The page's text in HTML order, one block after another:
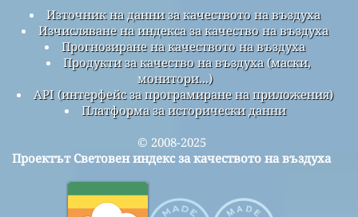
Източник на данни за качеството на въздуха
Изчисляване на индекса за качество на въздуха
Прогнозиране на качеството на въздуха
Продукти за качество на въздуха (маски,
монитори...)
API (интерфейс за програмиране на приложения)
Платформа за исторически данни
© 2008-2025
Проектът Световен индекс за качеството на въздуха